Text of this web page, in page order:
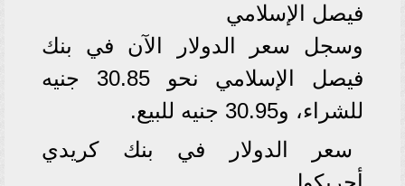
فيصل الإسلامي
وسجل سعر الدولار الآن في بنك
فيصل الإسلامي نحو 30.85 جنيه
للشراء، و30.95 جنيه للبيع.
سعر الدولار في بنك كريدي